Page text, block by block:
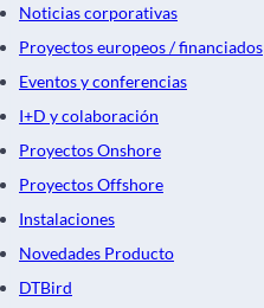
Noticias corporativas
Proyectos europeos / financiados
Eventos y conferencias
I+D y colaboración
Proyectos Onshore
Proyectos Offshore
Instalaciones
Novedades Producto
DTBird